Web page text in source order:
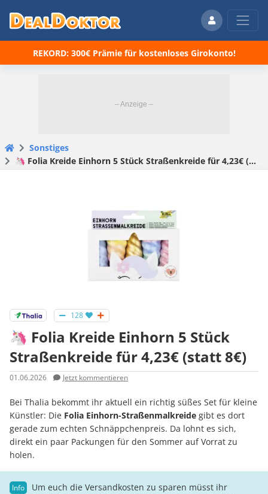
REKORD: 300€ Prämie für kostenloses Girokonto!
Sonstiges
🦄 Folia Kreide Einhorn 5 Stück Straßenkreide für 4,23€ (statt 8€)
128
🦄 Folia Kreide Einhorn 5 Stück
Straßenkreide für 4,23€ (statt 8€)
01.06.2026 Jetzt kommentieren
Bei Thalia bekommt ihr aktuell ein richtig süßes Set für kleine
Künstler: Die Folia Einhorn-Straßenmalkreide gibt es dort
gerade zum echten Schnäppchenpreis. Da lohnt es sich,
direkt ein paar Packungen für den Sommer auf Vorrat zu
holen.
Um euch die Versandkosten zu sparen müsst ihr